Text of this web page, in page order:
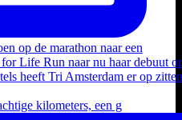
kilometers, een g